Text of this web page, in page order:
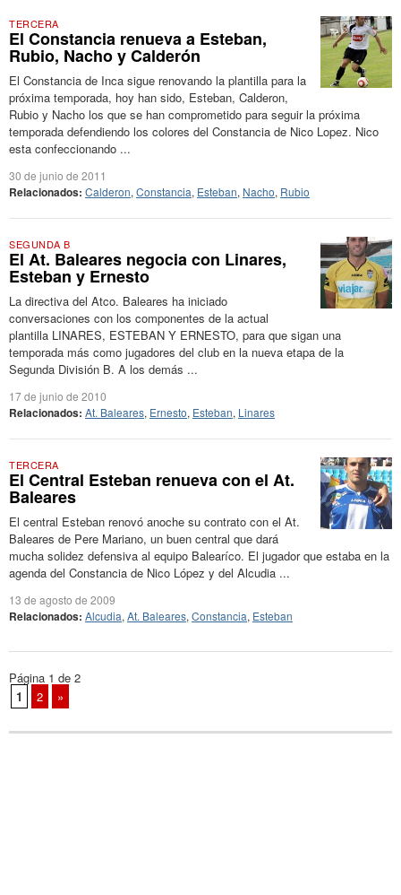
TERCERA
El Constancia renueva a Esteban,
Rubio, Nacho y Calderón
El Constancia de Inca sigue renovando la plantilla para la
próxima temporada, hoy han sido, Esteban, Calderon,
Rubio y Nacho los que se han comprometido para seguir la próxima
temporada defendiendo los colores del Constancia de Nico Lopez. Nico
esta confeccionando ...
30 de junio de 2011
Relacionados: Calderon, Constancia, Esteban, Nacho, Rubio
SEGUNDA B
El At. Baleares negocia con Linares,
Esteban y Ernesto
La directiva del Atco. Baleares ha iniciado
conversaciones con los componentes de la actual
plantilla LINARES, ESTEBAN Y ERNESTO, para que sigan una
temporada más como jugadores del club en la nueva etapa de la
Segunda División B. A los demás ...
17 de junio de 2010
Relacionados: At. Baleares, Ernesto, Esteban, Linares
TERCERA
El Central Esteban renueva con el At.
Baleares
El central Esteban renovó anoche su contrato con el At.
Baleares de Pere Mariano, un buen central que dará
mucha solidez defensiva al equipo Balearíco. El jugador que estaba en la
agenda del Constancia de Nico López y del Alcudia ...
13 de agosto de 2009
Relacionados: Alcudia, At. Baleares, Constancia, Esteban
Página 1 de 2
1
2 »